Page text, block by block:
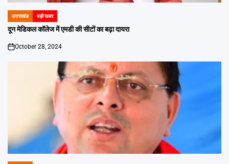
POSTED
IN
उत्तराखंड बड़ी खबर
दून मेडिकल कॉलेज में एमडी की सीटों का बढ़ा दायरा
on
October 28, 2024